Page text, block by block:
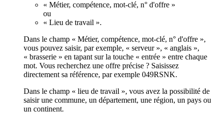
« Métier, compétence, mot-clé, n° d'offre »
ou
« Lieu de travail ».
Dans le champ « Métier, compétence, mot-clé, n° d'offre »,
vous pouvez saisir, par exemple, « serveur », « anglais »,
« brasserie » en tapant sur la touche « entrée » entre chaque
mot. Vous recherchez une offre précise ? Saisissez
directement sa référence, par exemple 049RSNK.
Dans le champ « lieu de travail », vous avez la possibilité de
saisir une commune, un département, une région, un pays ou
un continent.